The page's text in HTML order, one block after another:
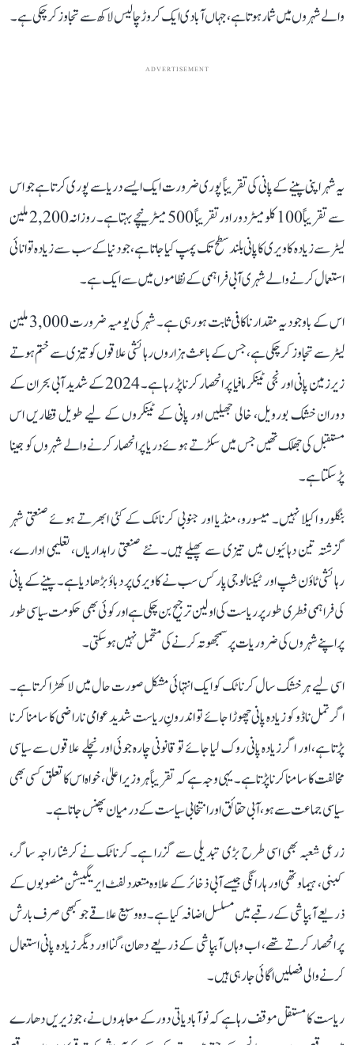
والے شہروں میں شمار ہوتا ہے، جہاں آبادی ایک کروڑ چالیس لاکھ سے تجاوز کر چکی ہے۔
ADVERTISEMENT
یہ شہر اپنی پینے کے پانی کی تقریباً پوری ضرورت ایک ایسے دریا سے پوری کرتا ہے جو اس
سے تقریباً 100 کلومیٹر دور اور تقریباً 500 میٹر نیچے بہتا ہے۔ روزانہ 2,200 ملین
لیٹر سے زیادہ کاویری کا پانی بلند سطح تک پمپ کیا جاتا ہے، جو دنیا کے سب سے زیادہ توانائی
استعمال کرنے والے شہری آبی فراہمی کے نظاموں میں سے ایک ہے۔
اس کے باوجود یہ مقدار ناکافی ثابت ہو رہی ہے۔ شہر کی یومیہ ضرورت 3,000 ملین
لیٹر سے تجاوز کر چکی ہے، جس کے باعث ہزاروں رہائشی علاقوں کو تیزی سے ختم ہوتے
زیرزمین پانی اور نجی ٹینکر مافیا پر انحصار کرنا پڑ رہا ہے۔ 2024 کے شدید آبی بحران کے
دوران خشک بورویل، خالی جھیلیں اور پانی کے ٹینکروں کے لیے طویل قطاریں اس
مستقبل کی جھلک تھیں جس میں سکڑتے ہوئے دریا پر انحصار کرنے والے شہروں کو جینا
پڑ سکتا ہے۔
بنگلورو اکیلا نہیں۔ میسورو، منڈیا اور جنوبی کرناٹک کے کئی ابھرتے ہوئے صنعتی شہر
گزشتہ تین دہائیوں میں تیزی سے پھیلے ہیں۔ نئے صنعتی راہداریاں، تعلیمی ادارے،
رہائشی ٹاؤن شپ اور ٹیکنالوجی پارکس سب نے کاویری پر دباؤ بڑھا دیا ہے۔ پینے کے پانی
کی فراہمی فطری طور پر ریاست کی اولین ترجیح بن چکی ہے اور کوئی بھی حکومت سیاسی طور
پر اپنے شہروں کی ضروریات پر سمجھوتہ کرنے کی متحمل نہیں ہو سکتی۔
اسی لیے ہر خشک سال کرناٹک کو ایک انتہائی مشکل صورت حال میں لا کھڑا کرتا ہے۔
اگر تمل ناڈو کو زیادہ پانی چھوڑا جائے تو اندرونِ ریاست شدید عوامی ناراضی کا سامنا کرنا
پڑتا ہے، اور اگر زیادہ پانی روک لیا جائے تو قانونی چارہ جوئی اور نچلے علاقوں سے سیاسی
مخالفت کا سامنا کرنا پڑتا ہے۔ یہی وجہ ہے کہ تقریباً ہر وزیر اعلیٰ، خواہ اس کا تعلق کسی بھی
سیاسی جماعت سے ہو، آبی حقائق اور انتخابی سیاست کے درمیان پھنس جاتا ہے۔
زرعی شعبہ بھی اسی طرح بڑی تبدیلی سے گزرا ہے۔ کرناٹک نے کرشنا راجہ ساگر،
کبنی، ہیماوتھی اور ہارانگی جیسے آبی ذخائر کے علاوہ متعدد لفٹ ایریگیشن منصوبوں کے
ذریعے آبپاشی کے رقبے میں مسلسل اضافہ کیا ہے۔ وہ وسیع علاقے جو کبھی صرف بارش
پر انحصار کرتے تھے، اب وہاں آبپاشی کے ذریعے دھان، گنا اور دیگر زیادہ پانی استعمال
کرنے والی فصلیں اگائی جا رہی ہیں۔
ریاست کا مستقل موقف رہا ہے کہ نوآبادیاتی دور کے معاہدوں نے، جو زیریں دھارے